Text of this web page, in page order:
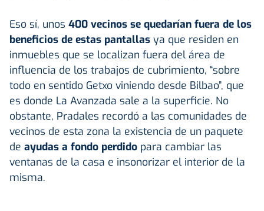
Eso sí, unos 400 vecinos se quedarían fuera de los
beneficios de estas pantallas ya que residen en
inmuebles que se localizan fuera del área de
influencia de los trabajos de cubrimiento, “sobre
todo en sentido Getxo viniendo desde Bilbao”, que
es donde La Avanzada sale a la superficie. No
obstante, Pradales recordó a las comunidades de
vecinos de esta zona la existencia de un paquete
de ayudas a fondo perdido para cambiar las
ventanas de la casa e insonorizar el interior de la
misma.